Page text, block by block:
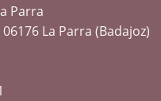
Parra
La Parra (Badajoz)